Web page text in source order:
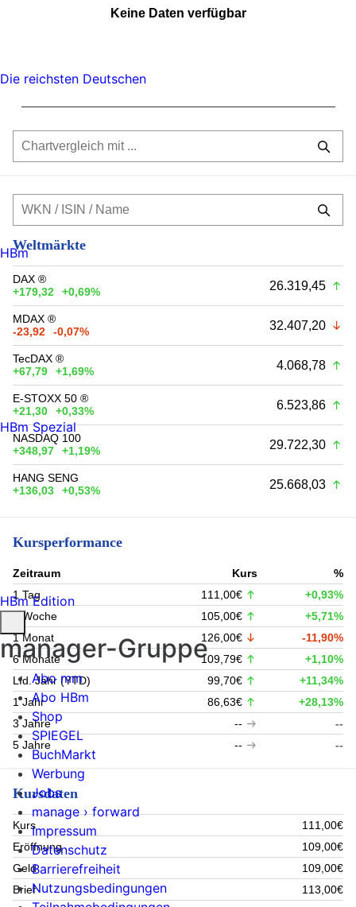
Keine Daten verfügbar
Weltmärkte
DAX ®
+179,32
+0,69% 26.319,45
MDAX ®
-23,92
-0,07% 32.407,20
TecDAX ®
+67,79
+1,69% 4.068,78
E-STOXX 50 ®
+21,30
+0,33% 6.523,86
NASDAQ 100
+348,97
+1,19% 29.722,30
HANG SENG
+136,03
+0,53% 25.668,03
Kursperformance
Zeitraum Kurs
%
1 Tag
111,00€
+0,93%
1 Woche
105,00€
+5,71%
1 Monat
126,00€
-11,90%
6 Monate
109,79€
+1,10%
Lfd. Jahr (YTD)
99,70€
+11,34%
1 Jahr
86,63€
+28,13%
3 Jahre
--
--
5 Jahre
-- --
Kursdaten
Kurs
111,00€
Eröffnung
109,00€
Geld
109,00€
Brief
113,00€
Die reichsten Deutschen
HBm
HBm Spezial
HBm Edition
manager-Gruppe
Abo mm
Abo HBm
Shop
SPIEGEL
BuchMarkt
Werbung
Jobs
manage › forward
Impressum
Datenschutz
Barrierefreiheit
Nutzungsbedingungen